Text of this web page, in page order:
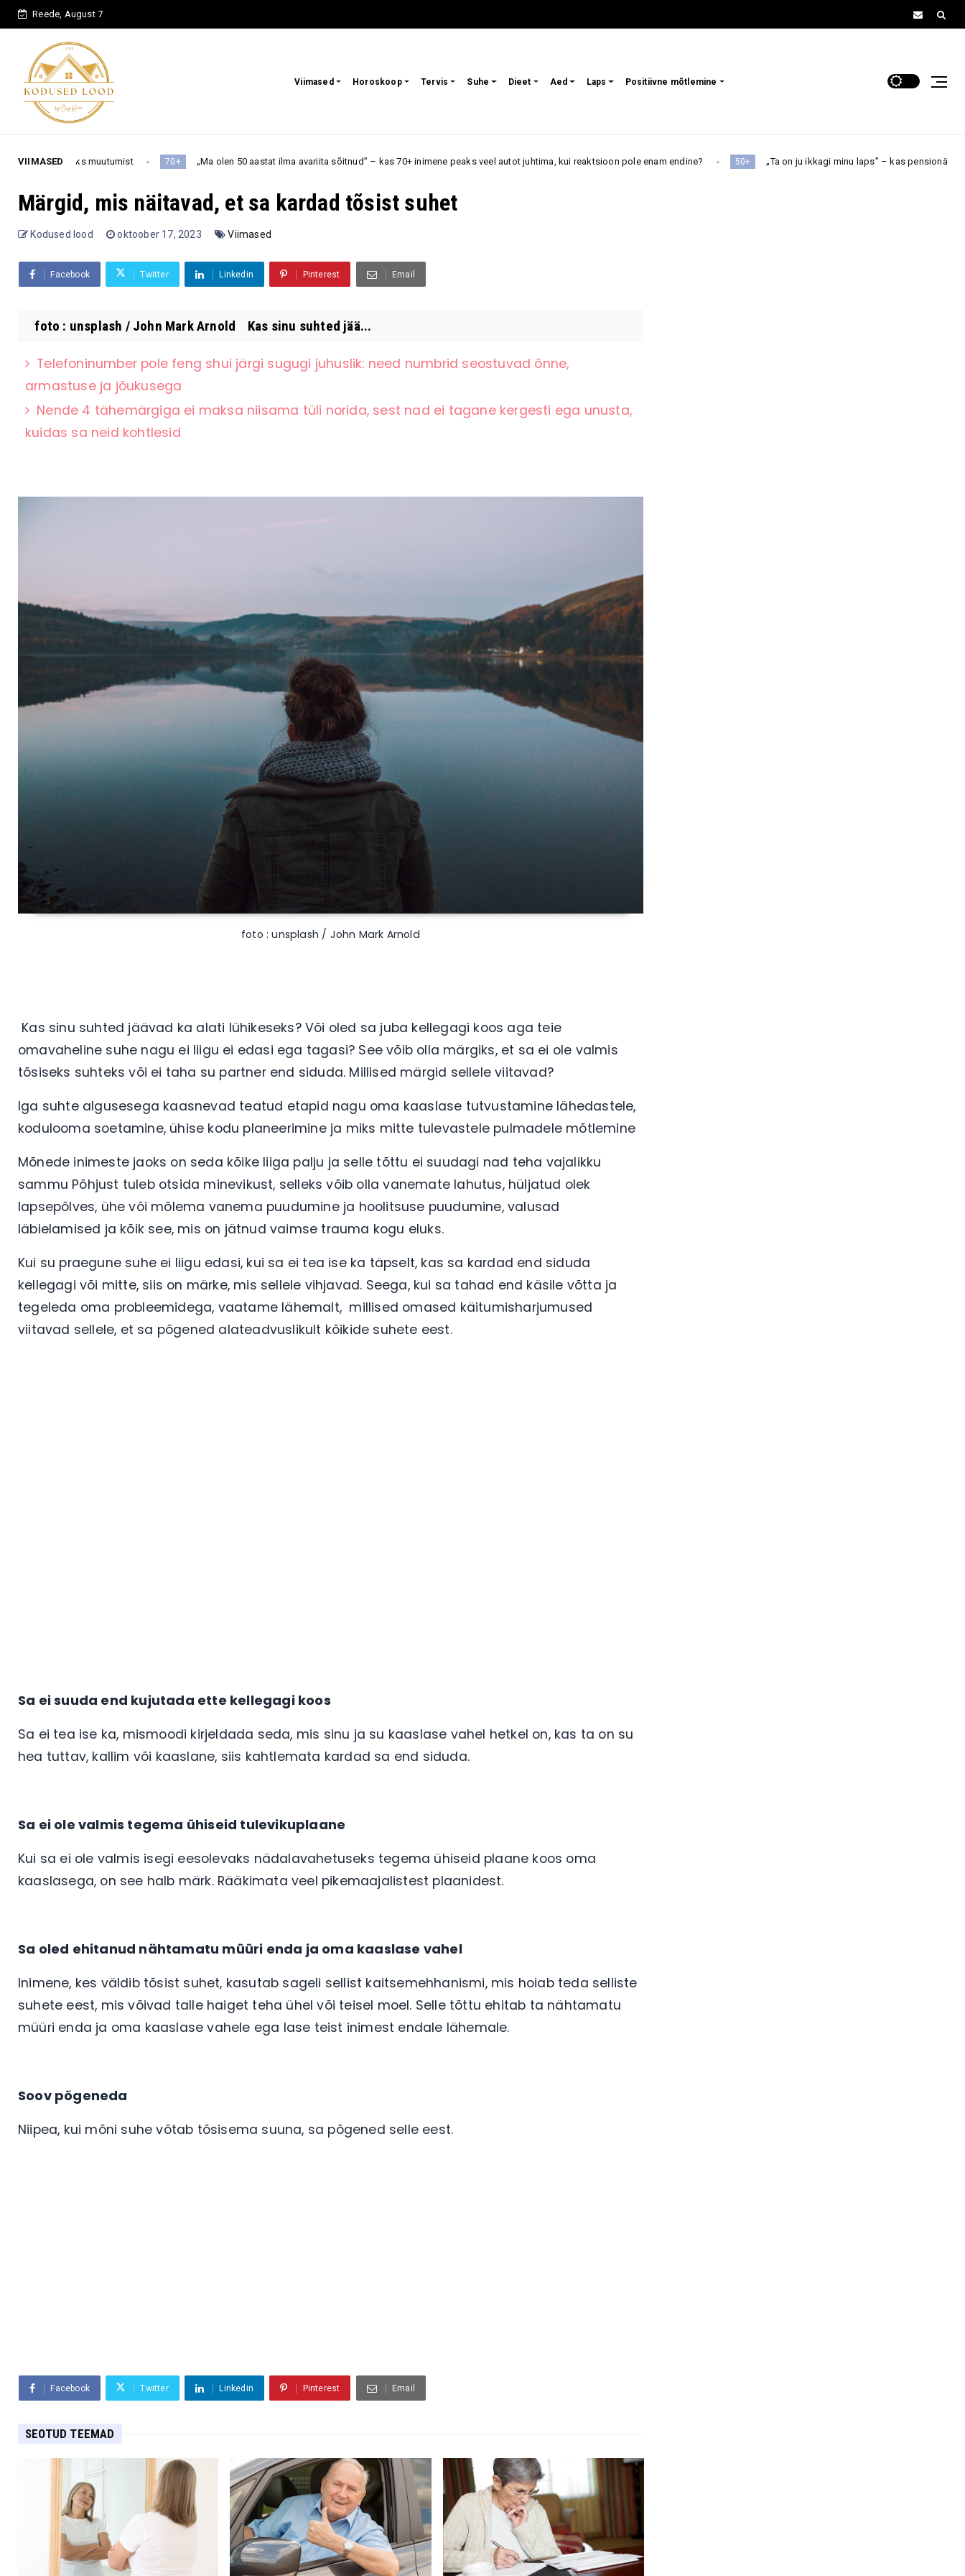
Reede, August 7
Viimased Horoskoop Tervis Suhe Dieet Aed Laps Positiivne mõtlemine
VIIMASED70+ „Ma olen 50 aastat ilma avariita sõitnud” – kas 70+ inimene peaks veel autot juhtima, kui reaktsioon pole enam endine? 50+ „Ta on ju ikkagi minu laps” – kas pensionär peaks oma täiskasvanud
Märgid, mis näitavad, et sa kardad tõsist suhet
Kodused lood oktoober 17, 2023 Viimased
Facebook Twitter Linkedin Pinterest Email
foto : unsplash / John Mark Arnold Kas sinu suhted jää...
Telefoninumber pole feng shui järgi sugugi juhuslik: need numbrid seostuvad õnne,
armastuse ja jõukusega
Nende 4 tähemärgiga ei maksa niisama tüli norida, sest nad ei tagane kergesti ega unusta,
kuidas sa neid kohtlesid
foto : unsplash / John Mark Arnold
Kas sinu suhted jäävad ka alati lühikeseks? Või oled sa juba kellegagi koos aga teie
omavaheline suhe nagu ei liigu ei edasi ega tagasi? See võib olla märgiks, et sa ei ole valmis
tõsiseks suhteks või ei taha su partner end siduda. Millised märgid sellele viitavad?
Iga suhte algusesega kaasnevad teatud etapid nagu oma kaaslase tutvustamine lähedastele,
kodulooma soetamine, ühise kodu planeerimine ja miks mitte tulevastele pulmadele mõtlemine
Mõnede inimeste jaoks on seda kõike liiga palju ja selle tõttu ei suudagi nad teha vajalikku
sammu Põhjust tuleb otsida minevikust, selleks võib olla vanemate lahutus, hüljatud olek
lapsepõlves, ühe või mõlema vanema puudumine ja hoolitsuse puudumine, valusad
läbielamised ja kõik see, mis on jätnud vaimse trauma kogu eluks.
Kui su praegune suhe ei liigu edasi, kui sa ei tea ise ka täpselt, kas sa kardad end siduda
kellegagi või mitte, siis on märke, mis sellele vihjavad. Seega, kui sa tahad end käsile võtta ja
tegeleda oma probleemidega, vaatame lähemalt, millised omased käitumisharjumused
viitavad sellele, et sa põgened alateadvuslikult kõikide suhete eest.
Sa ei suuda end kujutada ette kellegagi koos
Sa ei tea ise ka, mismoodi kirjeldada seda, mis sinu ja su kaaslase vahel hetkel on, kas ta on su
hea tuttav, kallim või kaaslane, siis kahtlemata kardad sa end siduda.
Sa ei ole valmis tegema ühiseid tulevikuplaane
Kui sa ei ole valmis isegi eesolevaks nädalavahetuseks tegema ühiseid plaane koos oma
kaaslasega, on see halb märk. Rääkimata veel pikemaajalistest plaanidest.
Sa oled ehitanud nähtamatu müüri enda ja oma kaaslase vahel
Inimene, kes väldib tõsist suhet, kasutab sageli sellist kaitsemehhanismi, mis hoiab teda selliste
suhete eest, mis võivad talle haiget teha ühel või teisel moel. Selle tõttu ehitab ta nähtamatu
müüri enda ja oma kaaslase vahele ega lase teist inimest endale lähemale.
Soov põgeneda
Niipea, kui mõni suhe võtab tõsisema suuna, sa põgened selle eest.
Facebook Twitter Linkedin Pinterest Email
SEOTUD TEEMAD